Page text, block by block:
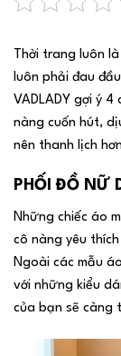
Thời trang luôn
luôn phải đau
VADLADY gợi ý
nàng cuốn hút,
nên thanh lịch
PHỐI ĐỒ NỮ
Những chiếc áo
cô nàng yêu
Ngoài các mẫu
với những kiểu
của bạn sẽ càng